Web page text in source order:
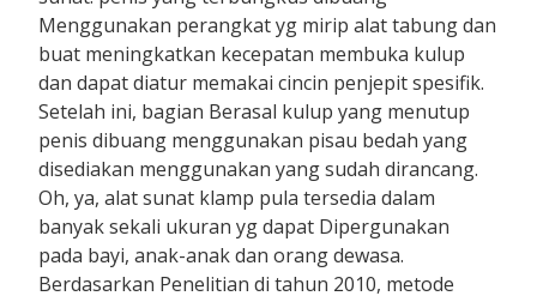
Menggunakan perangkat yg mirip alat tabung dan
buat meningkatkan kecepatan membuka kulup
dan dapat diatur memakai cincin penjepit spesifik.
Setelah ini, bagian Berasal kulup yang menutup
penis dibuang menggunakan pisau bedah yang
disediakan menggunakan yang sudah dirancang.
Oh, ya, alat sunat klamp pula tersedia dalam
banyak sekali ukuran yg dapat Dipergunakan
pada bayi, anak-anak dan orang dewasa.
Berdasarkan Penelitian di tahun 2010, metode